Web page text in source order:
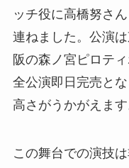
ッチ役に高橋努さ
連ねました。公演
阪の森ノ宮ピロテ
全公演即日完売と
高さがうかがえます
この舞台での演技